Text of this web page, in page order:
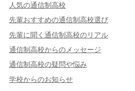
人気の通信制高校
先輩おすすめの通信制高校選び
先輩に聞く通信制高校のリアル
通信制高校からのメッセージ
通信制高校の疑問や悩み
学校からのお知らせ